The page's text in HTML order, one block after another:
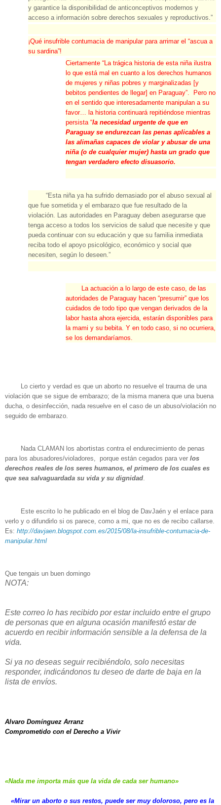
y garantice la disponibilidad de anticonceptivos modernos y
acceso a información sobre derechos sexuales y reproductivos.”
¡Qué insufrible contumacia de manipular para arrimar el “ascua a
su sardina”!
Ciertamente “La trágica historia de esta niña ilustra
lo que está mal en cuanto a los derechos humanos
de mujeres y niñas pobres y marginalizadas [y
bebitos pendientes de llegar] en Paraguay”. Pero no
en el sentido que interesadamente manipulan a su
favor… la historia continuará repitiéndose mientras
persista “la necesidad urgente de que en
Paraguay se endurezcan las penas aplicables a
las alimañas capaces de violar y abusar de una
niña (o de cualquier mujer) hasta un grado que
tengan verdadero efecto disuasorio.
“Esta niña ya ha sufrido demasiado por el abuso sexual al
que fue sometida y el embarazo que fue resultado de la
violación. Las autoridades en Paraguay deben asegurarse que
tenga acceso a todos los servicios de salud que necesite y que
pueda continuar con su educación y que su familia inmediata
reciba todo el apoyo psicológico, económico y social que
necesiten, según lo deseen.”
La actuación a lo largo de este caso, de las
autoridades de Paraguay hacen “presumir” que los
cuidados de todo tipo que vengan derivados de la
labor hasta ahora ejercida, estarán disponibles para
la mami y su bebita. Y en todo caso, si no ocurriera,
se los demandaríamos.
Lo cierto y verdad es que un aborto no resuelve el trauma de una
violación que se sigue de embarazo; de la misma manera que una buena
ducha, o desinfección, nada resuelve en el caso de un abuso/violación no
seguido de embarazo.
Nada CLAMAN los abortistas contra el endurecimiento de penas
para los abusadores/violadores, porque están cegados para ver los
derechos reales de los seres humanos, el primero de los cuales es
que sea salvaguardada su vida y su dignidad.
Este escrito lo he publicado en el blog de DavJaén y el enlace para
verlo y o difundirlo si os parece, como a mi, que no es de recibo callarse.
Es: http://davjaen.blogspot.com. es/2015/08/la-insufrible-contumacia-de-
manipular.html
Que tengais un buen domingo
NOTA:
Este correo lo has recibido por estar incluido entre el grupo
de personas que en alguna ocasión manifestó estar de
acuerdo en recibir información sensible a la defensa de la
vida.
Si ya no deseas seguir recibiéndolo, solo necesitas
responder, indicándonos tu deseo de darte de baja en la
lista de envíos.
Alvaro Domínguez Arranz
Comprometido con el Derecho a Vivir
«Nada me importa más que la vida de cada ser humano»
«Mirar un aborto o sus restos, puede ser muy doloroso, pero es la